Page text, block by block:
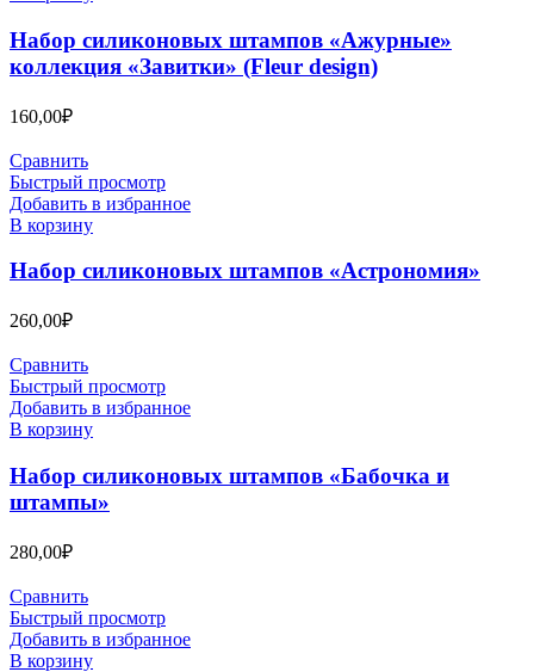
Набор силиконовых штампов «Ажурные»
коллекция «Завитки» (Fleur design)
160,00₽
Сравнить
Быстрый просмотр
Добавить в избранное
В корзину
Набор силиконовых штампов «Астрономия»
260,00₽
Сравнить
Быстрый просмотр
Добавить в избранное
В корзину
Набор силиконовых штампов «Бабочка и
штампы»
280,00₽
Сравнить
Быстрый просмотр
Добавить в избранное
В корзину